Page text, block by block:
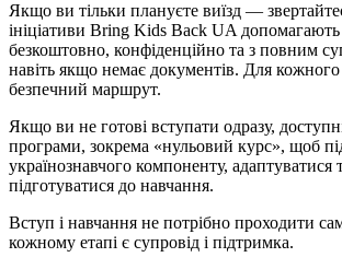
Якщо ви тільки плануєте виїзд —
ініціативи Bring Kids Back UA допомагають
безкоштовно, конфіденційно та з повним
навіть якщо немає документів. Для
безпечний маршрут.
Якщо ви не готові вступати одразу,
програми, зокрема «нульовий курс», щоб
українознавчого компоненту, адаптуватися
підготуватися до навчання.
Вступ і навчання не потрібно проходити
кожному етапі є супровід і підтримка.